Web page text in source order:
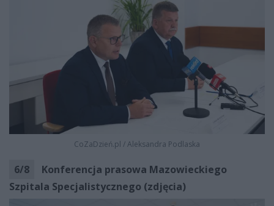
CoZaDzień.pl /Aleksandra Podlaska
6/8
Konferencja prasowa Mazowieckiego
Szpitala Specjalistycznego (zdjęcia)